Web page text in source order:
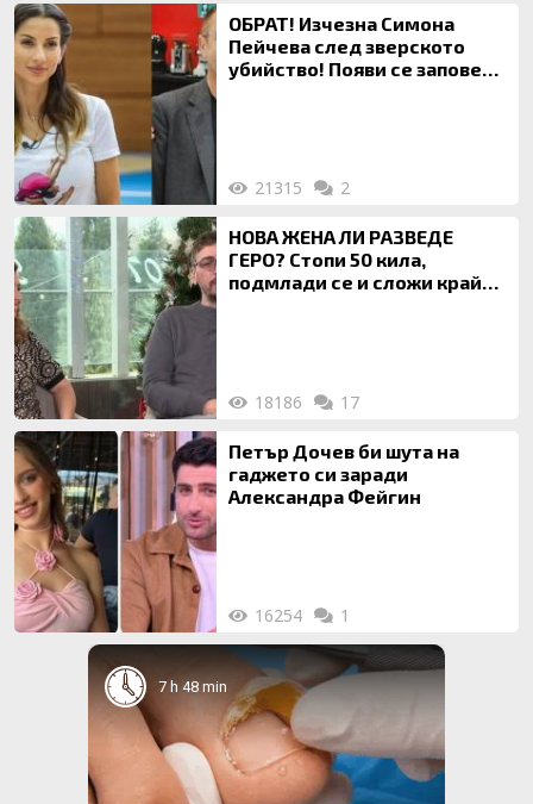
ОБРАТ! Изчезна Симона
Пейчева след зверското
убийство! Появи се заповед
21315 2
НОВА ЖЕНА ЛИ РАЗВЕДЕ
ГЕРО? Стопи 50 кила,
подмлади се и сложи край
18186 17
Петър Дочев би шута на
гаджето си заради
Александра Фейгин
16254 1
7 h 48 min